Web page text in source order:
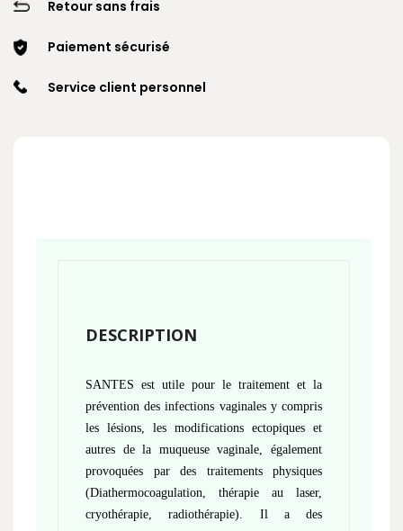
Retour sans frais
Paiement sécurisé
Service client personnel
DESCRIPTION
SANTES est utile pour le traitement et la
prévention des infections vaginales y compris
les lésions, les modifications ectopiques et
autres de la muqueuse vaginale, également
provoquées par des traitements physiques
(Diathermocoagulation, thérapie au laser,
cryothérapie, radiothérapie).
Il a des